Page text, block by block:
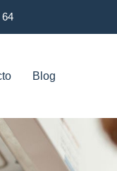
64
Blog